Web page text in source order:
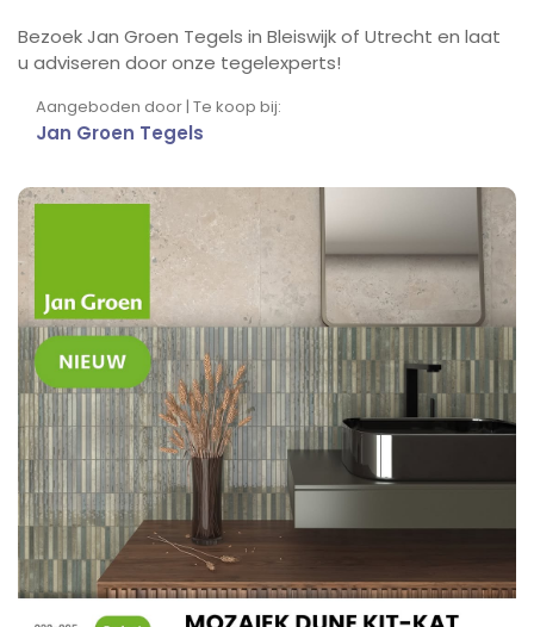
Bezoek Jan Groen Tegels in Bleiswijk of Utrecht en laat
u adviseren door onze tegelexperts!
Aangeboden door | Te koop bij:
Jan Groen Tegels